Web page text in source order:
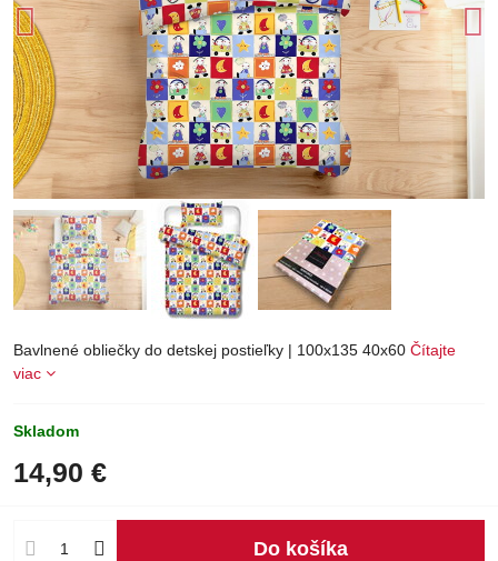
Bavlnené obliečky do detskej postieľky | 100x135 40x60 Čítajte
viac
Skladom
14,90 €
Do košíka